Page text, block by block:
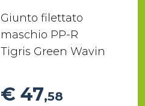
Giunto filettato
maschio PP-R
Tigris Green Wavin
€ 47,58